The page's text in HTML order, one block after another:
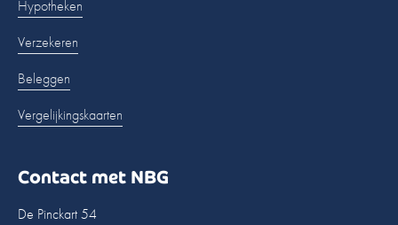
Hypotheken
Verzekeren
Beleggen
Vergelijkingskaarten
Contact met NBG
De Pinckart 54